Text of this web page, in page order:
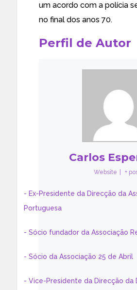
um acordo com a polícia
no final dos anos 70.
Perfil de Autor
Carlos
Website +
- Ex-Presidente da Direcção da
Portuguesa
- Sócio fundador da Associação
- Sócio da Associação 25 de Abril
- Vice-Presidente da Direcção da